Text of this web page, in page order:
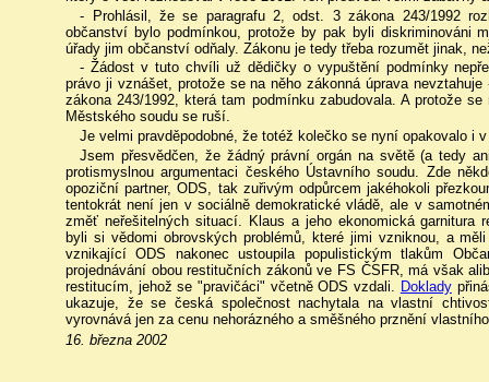
- Prohlásil, že se paragrafu 2, odst. 3 zákona 243/1992
občanství bylo podmínkou, protože by pak byli diskriminováni
úřady jim občanství odňaly. Zákonu je tedy třeba rozumět jinak,
- Žádost v tuto chvíli už dědičky o vypuštění podmínky
právo ji vznášet, protože se na něho zákonná úprava
zákona 243/1992, která tam podmínku zabudovala. A protože
Městského soudu se ruší.
Je velmi pravděpodobné, že totéž kolečko se nyní opakovalo i
Jsem přesvědčen, že žádný právní orgán na světě (a tedy
protismyslnou argumentaci českého Ústavního soudu. Zde
opoziční partner, ODS, tak zuřivým odpůrcem jakéhokoli
tentokrát není jen v sociálně demokratické vládě, ale v
změť neřešitelných situací. Klaus a jeho ekonomická garnitura
byli si vědomi obrovských problémů, které jimi vzniknou, a
vznikající ODS nakonec ustoupila populistickým tlakům
projednávání obou restitučních zákonů ve FS ČSFR, má však
restitucím, jehož se "pravičáci" včetně ODS vzdali. Doklady
ukazuje, že se česká společnost nachytala na vlastní
vyrovnává jen za cenu nehorázného a směšného prznění
16. března 2002